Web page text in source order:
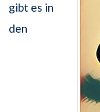
gibt es in
den